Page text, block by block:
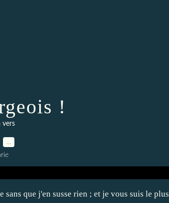
!
vers
que j'en susse rien ; et je vous suis le plus